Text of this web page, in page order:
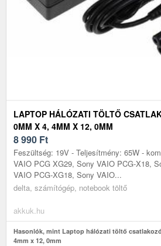
LAPTOP HÁLÓZATI TÖLTŐ
0MM X 4, 4MM X 12, 0MM
8 990 Ft
Feszültség: 19V - Teljesítmény: 65W -
VAIO PCG XG29, Sony VAIO PCG-X18,
VAIO PCG-XG18, Sony VAIO...
delta, számítógép, notebook töltő
akkuk.hu
Hasonlók, mint Laptop hálózati töltő
4mm x 12, 0mm